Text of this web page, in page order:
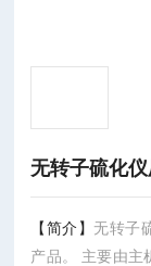
无转子硫化
【简介】 无转子
产品。 主要由主